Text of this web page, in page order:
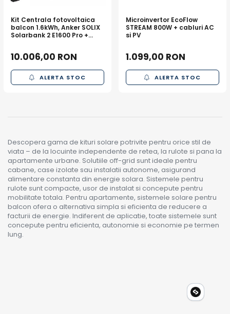
Kit Centrala fotovoltaica
balcon 1.6kWh, Anker SOLIX
Solarbank 2 E1600 Pro +
10.006,00 RON
ALERTA STOC
Microinvertor EcoFlow
STREAM 800W + cabluri AC
si PV
1.099,00 RON
ALERTA STOC
Descopera gama de kituri solare potrivite pentru orice stil de
viata – de la locuinte independente de retea, la rulote si pana la
apartamente urbane. Solutiile off-grid sunt ideale pentru
cabane, case izolate sau instalatii autonome, asigurand
alimentare constanta din energie solara. Sistemele pentru
rulote sunt compacte, usor de instalat si concepute pentru
mobilitate totala. Pentru apartamente, sistemele solare pentru
balcon ofera o alternativa simpla si eficienta de reducere a
facturii de energie. Indiferent de aplicatie, toate sistemele sunt
concepute pentru eficienta, autonomie si economie pe termen
lung.